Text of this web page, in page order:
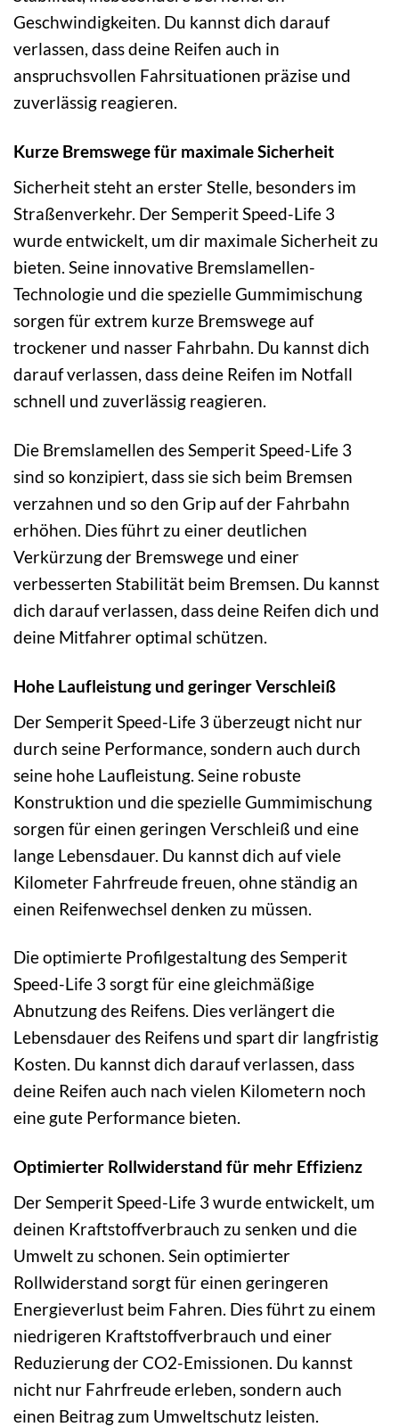
Geschwindigkeiten. Du kannst dich darauf
verlassen, dass deine Reifen auch in
anspruchsvollen Fahrsituationen präzise und
zuverlässig reagieren.
Kurze Bremswege für maximale Sicherheit
Sicherheit steht an erster Stelle, besonders im
Straßenverkehr. Der Semperit Speed-Life 3
wurde entwickelt, um dir maximale Sicherheit zu
bieten. Seine innovative Bremslamellen-
Technologie und die spezielle Gummimischung
sorgen für extrem kurze Bremswege auf
trockener und nasser Fahrbahn. Du kannst dich
darauf verlassen, dass deine Reifen im Notfall
schnell und zuverlässig reagieren.
Die Bremslamellen des Semperit Speed-Life 3
sind so konzipiert, dass sie sich beim Bremsen
verzahnen und so den Grip auf der Fahrbahn
erhöhen. Dies führt zu einer deutlichen
Verkürzung der Bremswege und einer
verbesserten Stabilität beim Bremsen. Du kannst
dich darauf verlassen, dass deine Reifen dich und
deine Mitfahrer optimal schützen.
Hohe Laufleistung und geringer Verschleiß
Der Semperit Speed-Life 3 überzeugt nicht nur
durch seine Performance, sondern auch durch
seine hohe Laufleistung. Seine robuste
Konstruktion und die spezielle Gummimischung
sorgen für einen geringen Verschleiß und eine
lange Lebensdauer. Du kannst dich auf viele
Kilometer Fahrfreude freuen, ohne ständig an
einen Reifenwechsel denken zu müssen.
Die optimierte Profilgestaltung des Semperit
Speed-Life 3 sorgt für eine gleichmäßige
Abnutzung des Reifens. Dies verlängert die
Lebensdauer des Reifens und spart dir langfristig
Kosten. Du kannst dich darauf verlassen, dass
deine Reifen auch nach vielen Kilometern noch
eine gute Performance bieten.
Optimierter Rollwiderstand für mehr Effizienz
Der Semperit Speed-Life 3 wurde entwickelt, um
deinen Kraftstoffverbrauch zu senken und die
Umwelt zu schonen. Sein optimierter
Rollwiderstand sorgt für einen geringeren
Energieverlust beim Fahren. Dies führt zu einem
niedrigeren Kraftstoffverbrauch und einer
Reduzierung der CO2-Emissionen. Du kannst
nicht nur Fahrfreude erleben, sondern auch
einen Beitrag zum Umweltschutz leisten.